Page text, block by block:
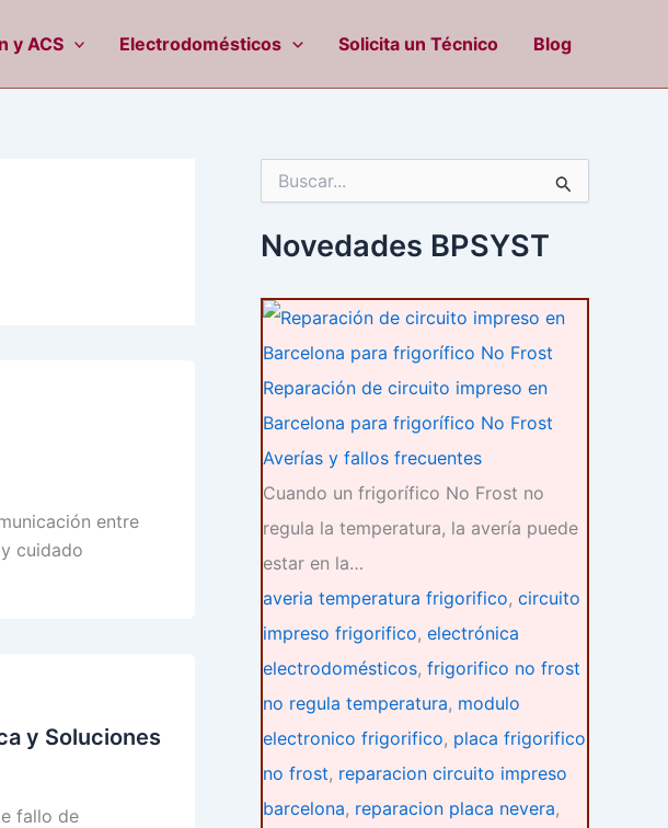
y ACS Electrodomésticos Solicita un Técnico Blog
entre
cuidado
y Soluciones
fallo de
c
a
p
o
r
Novedades BPSYST
Reparación de circuito impreso en
Barcelona para frigorífico No Frost
Averías y fallos frecuentes
Cuando un frigorífico No Frost no
regula la temperatura, la avería puede
estar en la…
averia temperatura frigorifico, circuito
impreso frigorifico, electrónica
electrodomésticos, frigorifico no frost
no regula temperatura, modulo
electronico frigorifico, placa frigorifico
no frost, reparacion circuito impreso
barcelona, reparacion placa nevera,